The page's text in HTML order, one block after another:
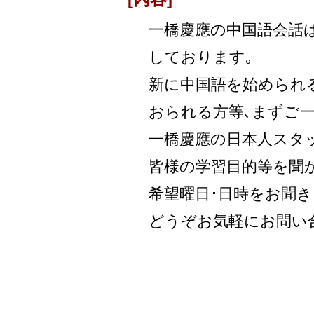
一橋慶應の中国語会話
しております｡
新に中国語を始められ
おられる方等､まずご
一橋慶應の日本人 スタ
皆様の学習目的等を聞
希望曜日･日時をお聞き
どうぞお気軽にお問い